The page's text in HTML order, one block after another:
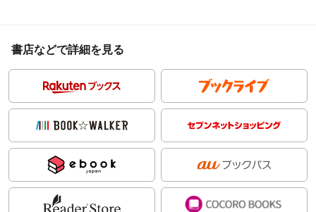
書店などで詳細を見る